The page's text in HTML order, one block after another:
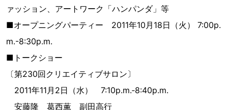
ァッション、アートワーク「ハンパンダ」等
■オープニングパーティー 2011年10月18日（火） 7:00p.
m.-8:30p.m.
■トークショー
〔第230回クリエイティブサロン〕
2011年11月2日（水） 7:10p.m.‐8:40p.m.
安藤隆 葛西薫 副田高行